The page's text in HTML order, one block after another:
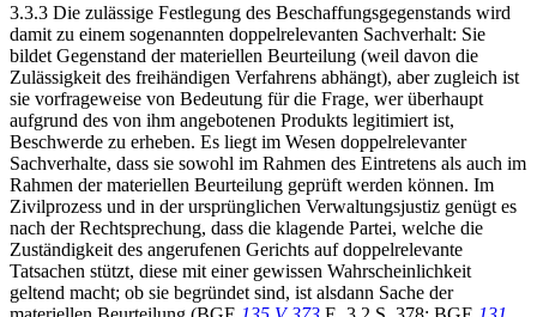
3.3.3 Die zulässige Festlegung des Beschaffungsgegenstands wird
damit zu einem sogenannten doppelrelevanten Sachverhalt: Sie
bildet Gegenstand der materiellen Beurteilung (weil davon die
Zulässigkeit des freihändigen Verfahrens abhängt), aber zugleich ist
sie vorfrageweise von Bedeutung für die Frage, wer überhaupt
aufgrund des von ihm angebotenen Produkts legitimiert ist,
Beschwerde zu erheben. Es liegt im Wesen doppelrelevanter
Sachverhalte, dass sie sowohl im Rahmen des Eintretens als auch im
Rahmen der materiellen Beurteilung geprüft werden können. Im
Zivilprozess und in der ursprünglichen Verwaltungsjustiz genügt es
nach der Rechtsprechung, dass die klagende Partei, welche die
Zuständigkeit des angerufenen Gerichts auf doppelrelevante
Tatsachen stützt, diese mit einer gewissen Wahrscheinlichkeit
geltend macht; ob sie begründet sind, ist alsdann Sache der